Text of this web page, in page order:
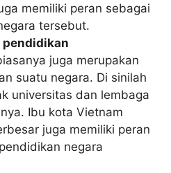
memiliki peran sebagai
tersebut.
pendidikan
juga merupakan
suatu negara. Di sinilah
universitas dan lembaga
Ibu kota Vietnam
juga memiliki peran
negara